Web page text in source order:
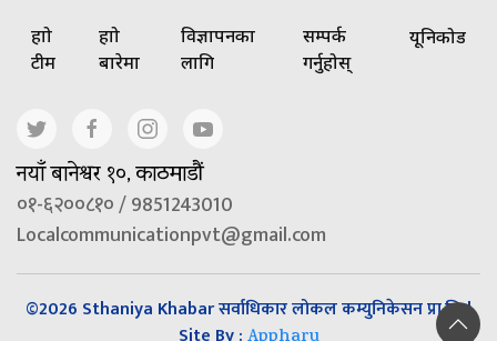
हाम्रो
टीम
हाम्रो
बारेमा
विज्ञापनका
लागि
सम्पर्क
गर्नुहोस्
यूनिकोड
नयाँ बानेश्वर १०, काठमाडौं
०१-६२००८१० / 9851243010
Localcommunicationpvt@gmail.com
©2026 Sthaniya Khabar सर्वाधिकार लोकल कम्युनिकेसन प्रा.लि |